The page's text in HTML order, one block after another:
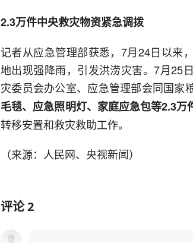
2.3万件中央救灾物资紧急调拨
记者从应急管理部获悉，7月24日以来
地出现强降雨，引发洪涝灾害。7月25
灾委员会办公室、应急管理部会同国家
毛毯、应急照明灯、家庭应急包等2.3万
转移安置和救灾救助工作。
（来源：人民网、央视新闻）
评论2